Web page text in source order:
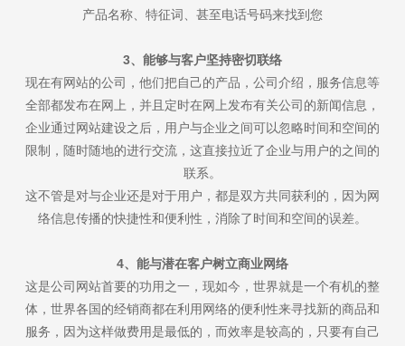
产品名称、特征词、甚至电话号码来找到您
3、能够与客户坚持密切联络
现在有网站的公司，他们把自己的产品，公司介绍，服务信息等
全部都发布在网上，并且定时在网上发布有关公司的新闻信息，
企业通过网站建设之后，用户与企业之间可以忽略时间和空间的
限制，随时随地的进行交流，这直接拉近了企业与用户的之间的
联系。
这不管是对与企业还是对于用户，都是双方共同获利的，因为网
络信息传播的快捷性和便利性，消除了时间和空间的误差。
4、能与潜在客户树立商业网络
这是公司网站首要的功用之一，现如今，世界就是一个有机的整
体，世界各国的经销商都在利用网络的便利性来寻找新的商品和
服务，因为这样做费用是最低的，而效率是较高的，只要有自己